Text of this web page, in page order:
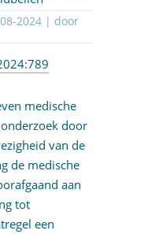
2024| door
medische
door
van de
de medische
aan
tot
een